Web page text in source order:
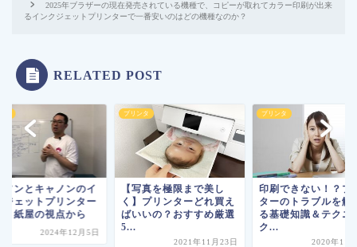
2025年ブラザーの現在発売されている機種で、コピーが取れてカラー印刷が出来
るインクジェットプリンターで一番安いのはどの機種なのか？
RELATED POST
ソンとキャノンのイ
ジェットプリンター
：紙屋の視点から
2024年12月5日
プリンタ
【写真を極限まで美し
く】プリンターどれ買え
ばいいの？おすすめ厳選
5...
2021年11月23日
プリンタ
印刷できない！？プ
ターのトラブルを解
る基礎知識＆テクニ
ク...
2020年11